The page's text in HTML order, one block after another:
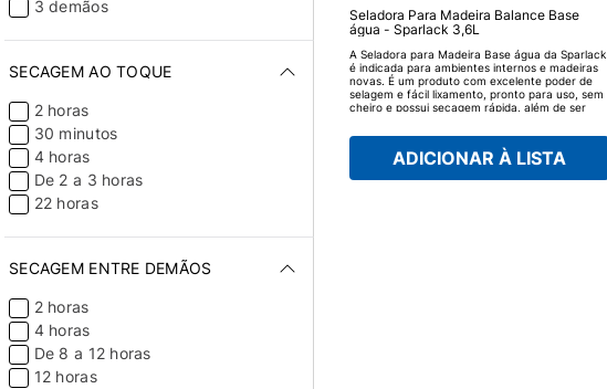
3 demãos
SECAGEM AO TOQUE
2 horas
30 minutos
4 horas
De 2 a 3 horas
22 horas
SECAGEM ENTRE DEMÃOS
2 horas
4 horas
De 8 a 12 horas
12 horas
Seladora Para Madeira Balance Base
água - Sparlack 3,6L
A Seladora para Madeira Base água da Sparlack
é indicada para ambientes internos e madeiras
novas. É um produto com excelente poder de
selagem e fácil lixamento, pronto para uso, sem
cheiro e possui secagem rápida, além de ser
ADICIONAR À LISTA